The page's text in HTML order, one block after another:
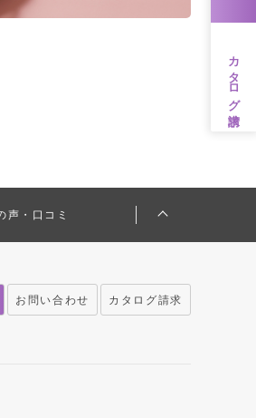
声・口コミ
カタログ請求
お問い合わせ カタログ請求